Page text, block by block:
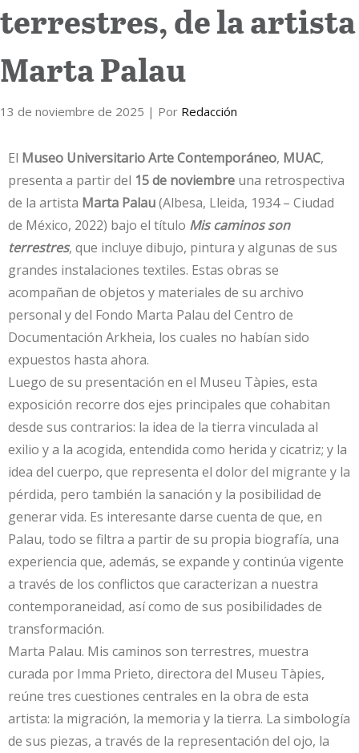
terrestres, de la artista
Marta Palau
13 de noviembre de 2025 | Por Redacción
El Museo Universitario Arte Contemporáneo, MUAC,
presenta a partir del 15 de noviembre una retrospectiva
de la artista Marta Palau(Albesa, Lleida, 1934 – Ciudad
de México, 2022) bajo el título Mis caminos son
terrestres, que incluye dibujo, pintura y algunas de sus
grandes instalaciones textiles. Estas obras se
acompañan de objetos y materiales de su archivo
personal y del Fondo Marta Palau del Centro de
Documentación Arkheia, los cuales no habían sido
expuestos hasta ahora.
Luego de su presentación en el Museu Tàpies, esta
exposición recorre dos ejes principales que cohabitan
desde sus contrarios: la idea de la tierra vinculada al
exilio y a la acogida, entendida como herida y cicatriz; y la
idea del cuerpo, que representa el dolor del migrante y la
pérdida, pero también la sanación y la posibilidad de
generar vida. Es interesante darse cuenta de que, en
Palau, todo se filtra a partir de su propia biografía, una
experiencia que, además, se expande y continúa vigente
a través de los conflictos que caracterizan a nuestra
contemporaneidad, así como de sus posibilidades de
transformación.
Marta Palau. Mis caminos son terrestres, muestra
curada por Imma Prieto, directora del Museu Tàpies,
reúne tres cuestiones centrales en la obra de esta
artista: la migración, la memoria y la tierra. La simbología
de sus piezas, a través de la representación del ojo, la